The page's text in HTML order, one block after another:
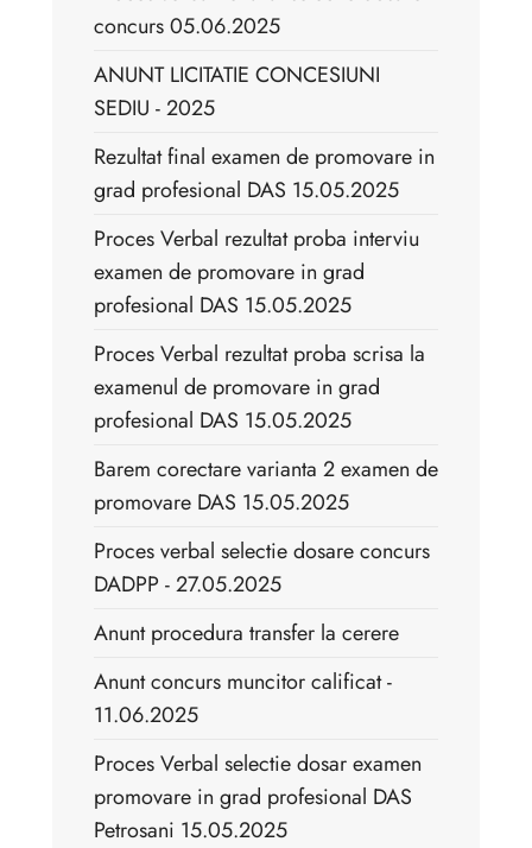
concurs 05.06.2025
ANUNT LICITATIE CONCESIUNI
SEDIU - 2025
Rezultat final examen de promovare in
grad profesional DAS 15.05.2025
Proces Verbal rezultat proba interviu
examen de promovare in grad
profesional DAS 15.05.2025
Proces Verbal rezultat proba scrisa la
examenul de promovare in grad
profesional DAS 15.05.2025
Barem corectare varianta 2 examen de
promovare DAS 15.05.2025
Proces verbal selectie dosare concurs
DADPP - 27.05.2025
Anunt procedura transfer la cerere
Anunt concurs muncitor calificat -
11.06.2025
Proces Verbal selectie dosar examen
promovare in grad profesional DAS
Petrosani 15.05.2025